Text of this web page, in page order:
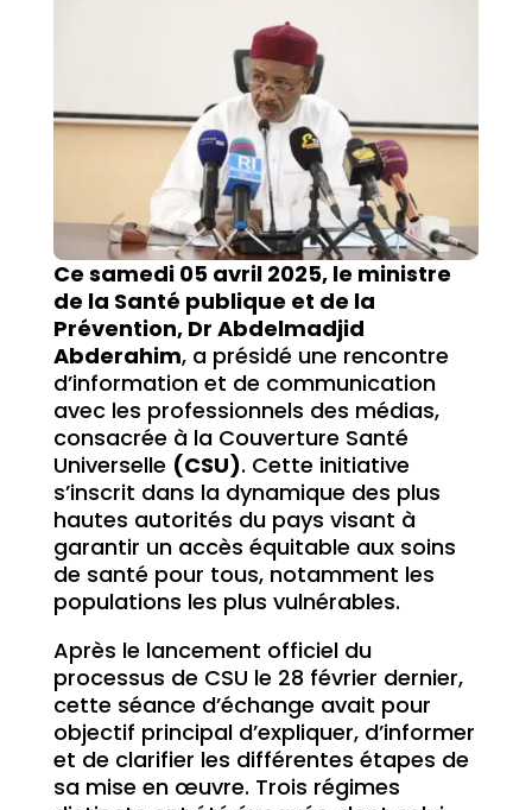
Ce samedi 05 avril 2025, le ministre
de la Santé publique et de la
Prévention, Dr Abdelmadjid
Abderahim, a présidé une rencontre
d’information et de communication
avec les professionnels des médias,
consacrée à la Couverture Santé
Universelle (CSU). Cette initiative
s’inscrit dans la dynamique des plus
hautes autorités du pays visant à
garantir un accès équitable aux soins
de santé pour tous, notamment les
populations les plus vulnérables.
Après le lancement officiel du
processus de CSU le 28 février dernier,
cette séance d’échange avait pour
objectif principal d’expliquer, d’informer
et de clarifier les différentes étapes de
sa mise en œuvre. Trois régimes